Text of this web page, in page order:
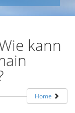
kann
Home